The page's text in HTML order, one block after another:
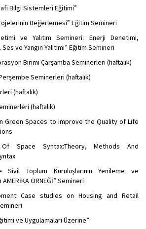
Bilgi Sistemleri Eğitimi”
Değerlemesi” Eğitim Semineri
ve Yalıtım Semineri: Enerji Denetimi,
ve Yangın Yalıtımı” Eğitim Semineri
Birimi Çarşamba Seminerleri (haftalık)
Seminerleri (haftalık)
(haftalık)
(haftalık)
Green Spaces to Improve the Quality of Life
Of Space Syntax:Theory, Methods And
Sivil Toplum Kuruluşlarının Yenileme ve
ÖRNEĞİ” Semineri
Case studies on Housing and Retail
ve Uygulamaları Üzerine”